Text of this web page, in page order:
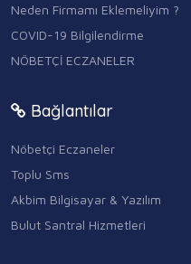
Neden Firmamı Eklemeliyim ?
COVID-19 Bilgilendirme
NÖBETÇİ ECZANELER
Bağlantılar
Nöbetçi Eczaneler
Toplu Sms
Akbim Bilgisayar & Yazılım
Bulut Santral Hizmetleri